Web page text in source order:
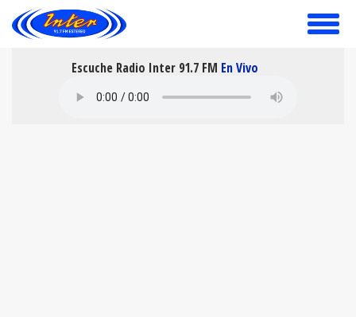
toggle
Escuche Radio Inter 91.7 FM En Vivo